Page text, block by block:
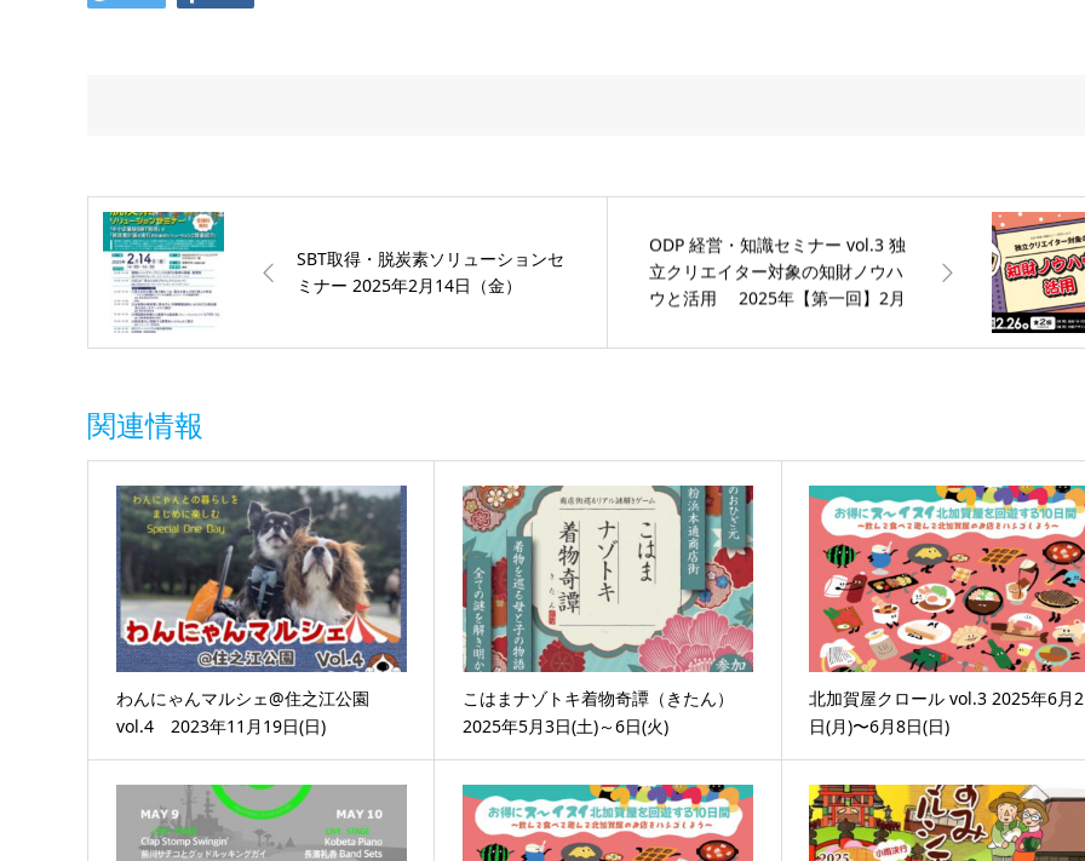
SBT取得・脱炭素ソリューションセ
ミナー 2025年2月14日（金）
ODP 経営・知識セミナー vol.3 独
立クリエイター対象の知財ノウハ
ウと活用 2025年【第一回】2月
（水）
関連情報
わんにゃんマルシェ@住之江公園
vol.4 2023年11月19日(日)
こはまナゾトキ着物奇譚（きたん）
2025年5月3日(土)～6日(火)
北加賀屋クロール vol.3 2025年6月2
日(月)〜6月8日(日)